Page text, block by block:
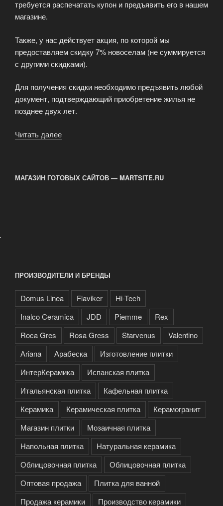
требуется распечатать купон и предъявить его в нашем
магазине.
Также, у нас действует акция, по которой мы
предоставляем скидку 7% новоселам (не суммируется
с другими скидками).
Для получения скидки необходимо предъявить любой
документ, подтверждающий приобретение жилья не
позднее двух лет.
Читать далее
МАГАЗИН ГОТОВЫХ САЙТОВ — MARTSITE.RU
.
ПРОИЗВОДИТЕЛИ И БРЕНДЫ
Domus Linea Flaviker
Hi-Tech
Inalco Ceramica
JDD Piemme
Rex
Roca Gres
Rosa Gress Starvenus
Valentino
Аriana
Арабеска
Изготовление плитки
ИнтерКерамика
Испанская плитка
Итальянская плитка
Кафельная плитка
Керамика
Керамическая плитка
Керамогранит
Магазин плитки
Мозаичная плитка
Напольная плитка
Натуральная керамика
Облицовочная плитка
Облицовочная плитка
Оптовая продажа
Плитка для ванной
Продажа керамики
Производство керамики